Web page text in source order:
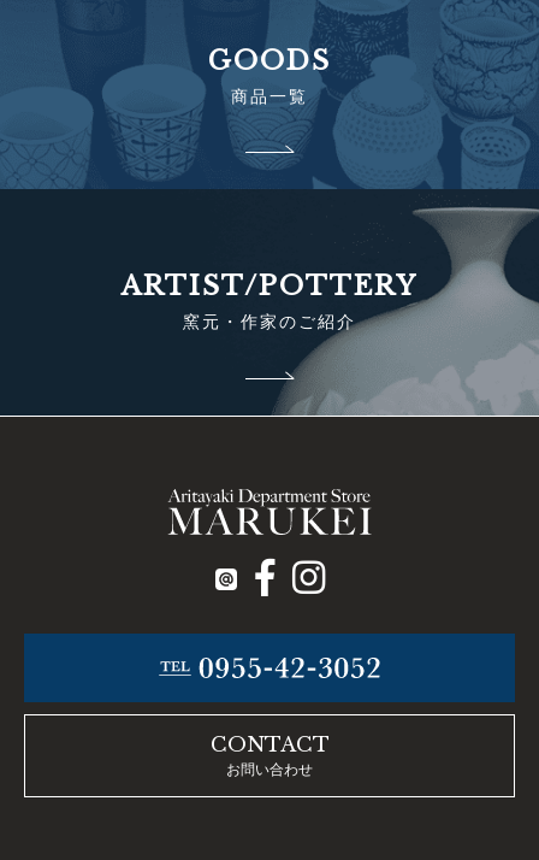
GOODS
商品一覧
ARTIST/POTTERY
窯元・作家のご紹介
CONTACT
お問い合わせ